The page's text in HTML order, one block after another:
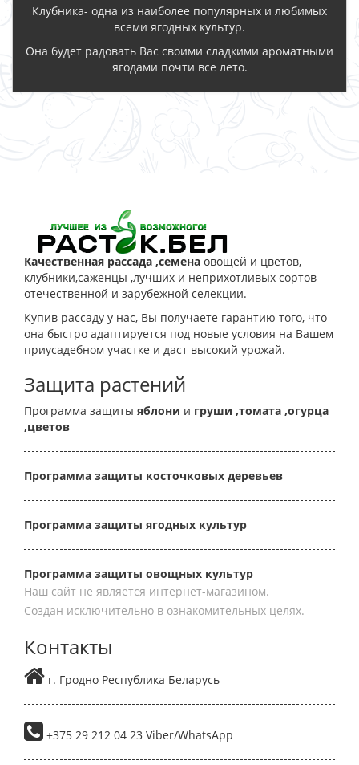
Клубника- одна из наиболее популярных и любимых
всеми ягодных культур.
Она будет радовать Вас своими сладкими ароматными
ягодами почти все лето.
Качественная рассада ,семена овощей и цветов,
клубники,саженцы ,лучших и неприхотливых сортов
отечественной и зарубежной селекции.
Купив рассаду у нас, Вы получаете гарантию того, что
она быстро адаптируется под новые условия на Вашем
приусадебном участке и даст высокий урожай.
Защита растений
Программа защиты яблони и груши ,томата ,огурца
,цветов
Программа защиты косточковых деревьев
Программа защиты ягодных культур
Программа защиты овощных культур
Наш сайт не является интернет-магазином.
Создан исключительно в ознакомительных целях.
Контакты
г. Гродно Республика Беларусь
+375 29 212 04 23 Viber/WhatsApp